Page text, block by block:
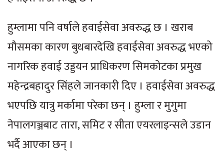
हुम्लामा पनि वर्षाले हवाईसेवा अवरुद्ध छ । खराब
मौसमका कारण बुधबारदेखि हवाईसेवा अवरुद्ध भएको
नागरिक हवाई उड्डयन प्राधिकरण सिमकोटका प्रमुख
महेन्द्रबहादुर सिंहले जानकारी दिए । हवाईसेवा अवरुद्ध
भएपछि यात्रु मर्कामा परेका छन् । हुम्ला र मुगुमा
नेपालगञ्जबाट तारा, समिट र सीता एयरलाइन्सले उडान
भर्दै आएका छन् ।